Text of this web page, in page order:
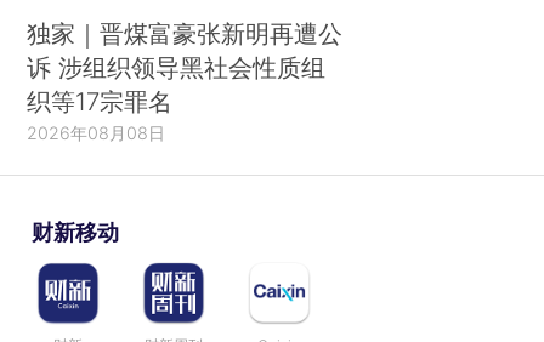
独家｜晋煤富豪张新明再遭公
诉 涉组织领导黑社会性质组
织等17宗罪名
2026年08月08日
财新移动